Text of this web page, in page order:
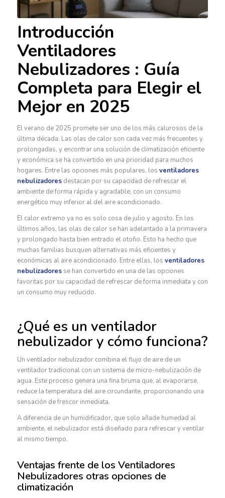
Introducción
Ventiladores
Nebulizadores : Guía
Completa para Elegir el
Mejor en 2025
El verano de 2025 promete ser uno de los más calurosos de la
última década. Las olas de calor son cada vez más frecuentes y
prolongadas, y encontrar una solución de climatización eficiente
y económica se ha convertido en una prioridad para muchos
hogares. Entre las opciones más populares, los ventiladores
nebulizadoresdestacan por su capacidad de refrescar el
ambiente de forma rápida y agradable, con un consumo
energético muy inferior al del aire acondicionado.
El calor extremo ya no es solo cosa de julio y agosto. En los
últimos años, las olas de calor se han adelantado a la primavera
y prolongado hasta bien entrado el otoño. Esto ha hecho que
muchas familias busquen alternativas más eficientes y
económicas al aire acondicionado. Entre ellas, los ventiladores
nebulizadoresse han convertido en una de las opciones
favoritas por su capacidad de refrescar de forma inmediata y con
un consumo muy reducido.
¿Qué es un ventilador
nebulizador y cómo funciona?
Un ventilador nebulizador combina el flujo de aire de un
ventilador tradicional con un sistema de micro-nebulización de
agua. Este proceso genera una fina bruma que, al evaporarse,
reduce la temperatura del aire circundante, proporcionando una
sensación de frescor inmediata.
A diferencia de un humidificador, que solo añade humedad al
ambiente, el nebulizador está diseñado para refrescar y ventilar
al mismo tiempo.
Ventajas frente de los Ventiladores
Nebulizadores otras opciones de
climatización